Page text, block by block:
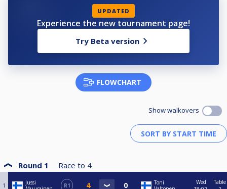
UPDATED
Experience the new tournament page!
Try Beta version
FLOWCHART
Show walkovers
Round 1 Race to 4
1
Jussi
R1
Toni
Wed
Table